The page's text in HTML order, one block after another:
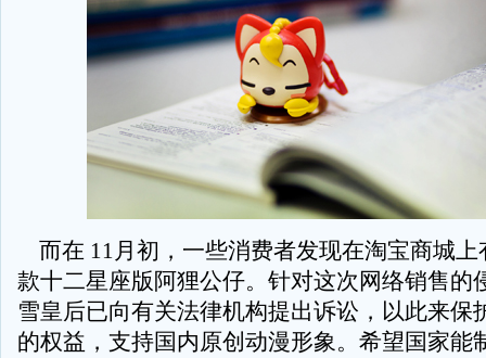
而在 11月初，一些消费者发现在淘宝商城上
款十二星座版阿狸公仔。针对这次网络销售的
雪皇后已向有关法律机构提出诉讼，以此来保
的权益，支持国内原创动漫形象。希望国家能